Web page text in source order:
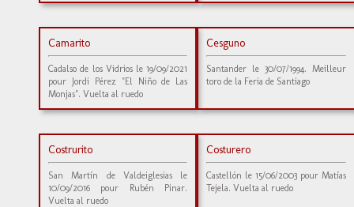
Camarito
Cadalso de los Vidrios le 19/09/2021
pour Jordi Pérez "El Niño de Las
Monjas". Vuelta al ruedo
Cesguno
Santander le 30/07/1994. Meilleur
toro de la Feria de Santiago
Costrurito
San Martín de Valdeiglesias le
10/09/2016 pour Rubén Pinar.
Vuelta al ruedo
Costurero
Castellón le 15/06/2003 pour Matías
Tejela. Vuelta al ruedo